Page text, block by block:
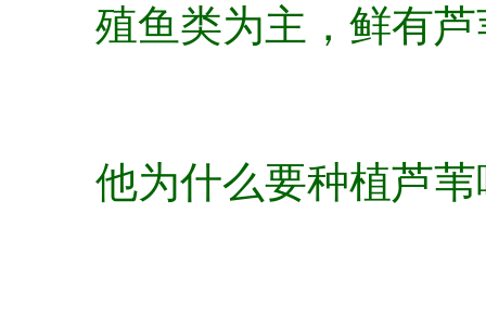
殖鱼类为主，鲜有
他为什么要种植芦